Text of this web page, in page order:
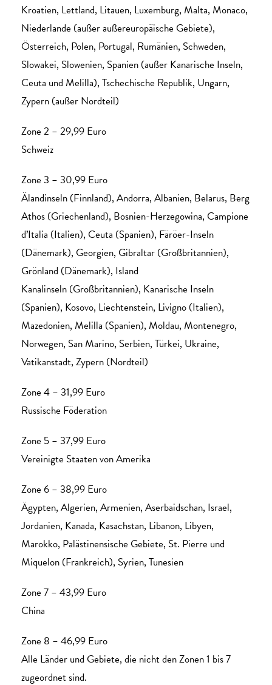
Kroatien, Lettland, Litauen, Luxemburg, Malta, Monaco,
Niederlande (außer außereuropäische Gebiete),
Österreich, Polen, Portugal, Rumänien, Schweden,
Slowakei, Slowenien, Spanien (außer Kanarische Inseln,
Ceuta und Melilla), Tschechische Republik, Ungarn,
Zypern (außer Nordteil)
Zone 2 – 29,99 Euro
Schweiz
Zone 3 – 30,99 Euro
Älandinseln (Finnland), Andorra, Albanien, Belarus, Berg
Athos (Griechenland), Bosnien-Herzegowina, Campione
d’Italia (Italien), Ceuta (Spanien), Färöer-Inseln
(Dänemark), Georgien, Gibraltar (Großbritannien),
Grönland (Dänemark), Island
Kanalinseln (Großbritannien), Kanarische Inseln
(Spanien), Kosovo, Liechtenstein, Livigno (Italien),
Mazedonien, Melilla (Spanien), Moldau, Montenegro,
Norwegen, San Marino, Serbien, Türkei, Ukraine,
Vatikanstadt, Zypern (Nordteil)
Zone 4 – 31,99 Euro
Russische Föderation
Zone 5 – 37,99 Euro
Vereinigte Staaten von Amerika
Zone 6 – 38,99 Euro
Ägypten, Algerien, Armenien, Aserbaidschan, Israel,
Jordanien, Kanada, Kasachstan, Libanon, Libyen,
Marokko, Palästinensische Gebiete, St. Pierre und
Miquelon (Frankreich), Syrien, Tunesien
Zone 7 – 43,99 Euro
China
Zone 8 – 46,99 Euro
Alle Länder und Gebiete, die nicht den Zonen 1 bis 7
zugeordnet sind.